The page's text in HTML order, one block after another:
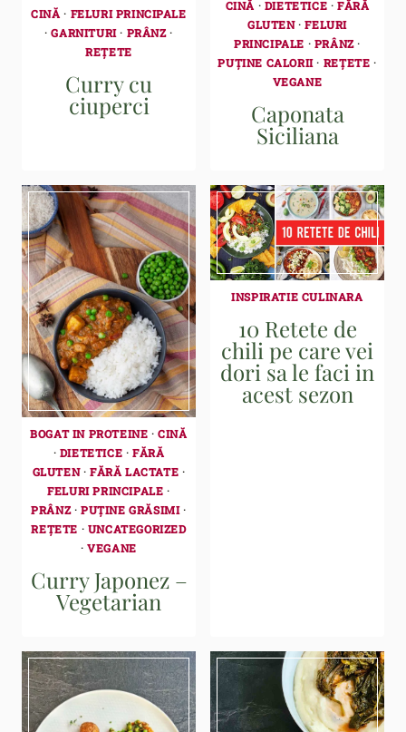
CINĂ · FELURI PRINCIPALE
·GARNITURI· PRÂNZ·
REȚETE
Curry cu
ciuperci
CINĂ · DIETETICE ·FĂRĂ
GLUTEN·FELURI
PRINCIPALE · PRÂNZ·
PUȚINE CALORII· REȚETE ·
VEGANE
Caponata
Siciliana
BOGAT IN PROTEINE ·CINĂ
· DIETETICE · FĂRĂ
GLUTEN· FĂRĂ LACTATE ·
FELURI PRINCIPALE ·
PRÂNZ·PUȚINE GRĂSIMI·
REȚETE · UNCATEGORIZED
·VEGANE
Curry Japonez –
Vegetarian
INSPIRATIE CULINARA
10 Retete de
chili pe care vei
dori sa le faci in
acest sezon